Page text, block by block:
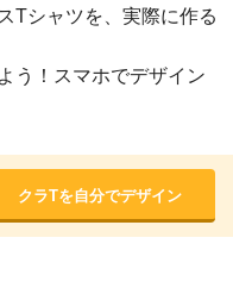
Tシャツを、実際に作る
う！スマホでデザイン
クラTを自分でデザイン